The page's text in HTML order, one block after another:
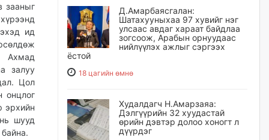
зааныг
ид
Ахмад
залуу
Цол
онцлог
эрхийн
шууд
Д.Амарбаясгалан:
Шатахууныхаа 97 хувийг нэг
улсаас авдаг хараат байдлаа
зогсоож, Арабын орнуудаас
нийлүүлэх ажлыг сэргээх
ёстой
18 цагийн өмнө
Худалдагч Н.Амарзаяа:
Дэлгүүрийн 32 хуудастай
өрийн дэвтэр долоо хоногт л
дүүрдэг